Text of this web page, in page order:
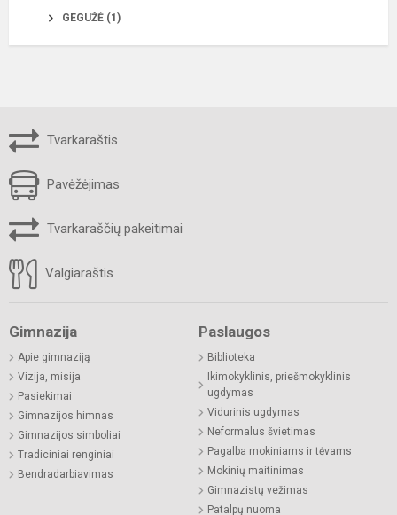
GEGUŽĖ (1)
Tvarkaraštis
Pavėžėjimas
Tvarkaraščių pakeitimai
Valgiaraštis
Gimnazija
Apie gimnaziją
Vizija, misija
Pasiekimai
Gimnazijos himnas
Gimnazijos simboliai
Tradiciniai renginiai
Bendradarbiavimas
Paslaugos
Biblioteka
Ikimokyklinis, priešmokyklinis
ugdymas
Vidurinis ugdymas
Neformalus švietimas
Pagalba mokiniams ir tėvams
Mokinių maitinimas
Gimnazistų vežimas
Patalpų nuoma